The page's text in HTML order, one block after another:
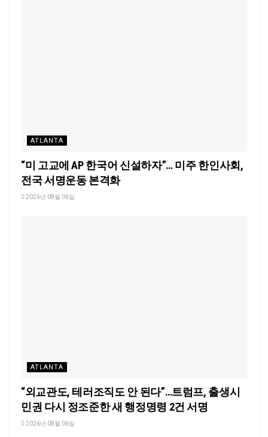
ATLANTA
“미 고교에 AP 한국어 신설하자”… 미주 한인사회,
전국 서명운동 본격화
2026년 08월 06일
ATLANTA
“외교관도, 테러조직도 안 된다”…트럼프, 출생시
민권 다시 정조준한 새 행정명령 2건 서명
2026년 08월 06일